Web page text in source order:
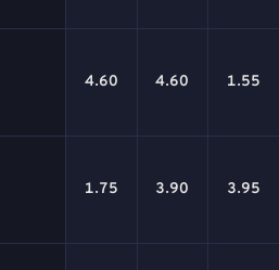
4.60 4.60 1.55
1.75 3.90 3.95